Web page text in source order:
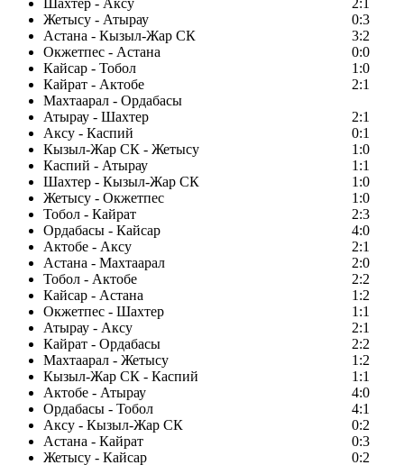
Шахтер - Аксу
2:1
Жетысу - Атырау
0:3
Астана - Кызыл-Жар СК
3:2
Окжетпес - Астана
0:0
Кайсар - Тобол
1:0
Кайрат - Актобе
2:1
Махтаарал - Ордабасы
Атырау - Шахтер
2:1
Аксу - Каспий
0:1
Кызыл-Жар СК - Жетысу
1:0
Каспий - Атырау
1:1
Шахтер - Кызыл-Жар СК
1:0
Жетысу - Окжетпес
1:0
Тобол - Кайрат
2:3
Ордабасы - Кайсар
4:0
Актобе - Аксу
2:1
Астана - Махтаарал
2:0
Тобол - Актобе
2:2
Кайсар - Астана
1:2
Окжетпес - Шахтер
1:1
Атырау - Аксу
2:1
Кайрат - Ордабасы
2:2
Махтаарал - Жетысу
1:2
Кызыл-Жар СК - Каспий
1:1
Актобе - Атырау
4:0
Ордабасы - Тобол
4:1
Аксу - Кызыл-Жар СК
0:2
Астана - Кайрат
0:3
Жетысу - Кайсар
0:2